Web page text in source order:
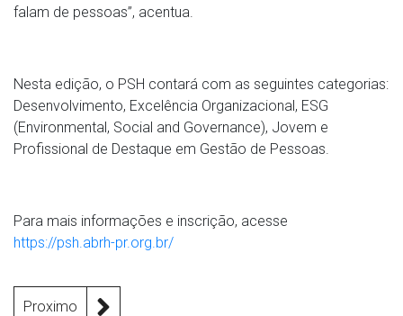
falam de pessoas”, acentua.
Nesta edição, o PSH contará com as seguintes categorias:
Desenvolvimento, Excelência Organizacional, ESG
(Environmental, Social and Governance), Jovem e
Profissional de Destaque em Gestão de Pessoas.
Para mais informações e inscrição, acesse
https://psh.abrh-pr.org.br/
Proximo